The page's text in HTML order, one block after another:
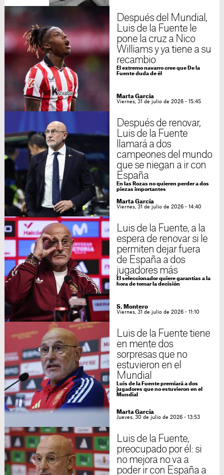
Después del Mundial,
Luis de la Fuente le
pone la cruz a Nico
Williams y ya tiene a su
recambio
El extremo navarro cree que De la
Fuente duda de él
Marta García
Viernes, 31 de julio de 2026 - 15:45
Después de renovar,
Luis de la Fuente
llamará a dos
campeones del mundo
que se niegan a ir con
España
En las Rozas no quieren perder a dos
piezas importantes
Marta García
Viernes, 31 de julio de 2026 - 14:40
Luis de la Fuente, a la
espera de renovar si le
permiten dejar fuera
de España a dos
jugadores más
El seleccionador quiere garantías a la
hora de tomar la decisión
S. Montero
Viernes, 31 de julio de 2026 - 11:10
Luis de la Fuente tiene
en mente dos
sorpresas que no
estuvieron en el
Mundial
Luis de la Fuente premiará a dos
jugadores que no estuvieron en el
Mundial
Marta García
Jueves, 30 de julio de 2026 - 13:53
Luis de la Fuente,
preocupado por él: si
no mejora no va a
poder ir con España a